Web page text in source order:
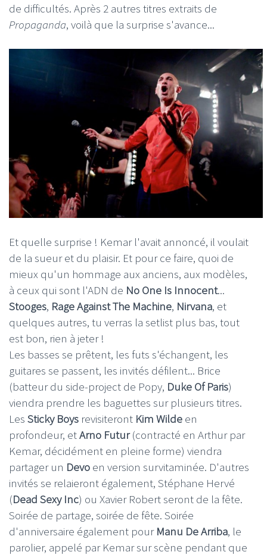
de difficultés. Après 2 autres titres extraits de
Propaganda, voilà que la surprise s'avance...
Et quelle surprise ! Kemar l'avait annoncé, il voulait
de la sueur et du plaisir. Et pour ce faire, quoi de
mieux qu'un hommage aux anciens, aux modèles,
à ceux qui sont l'ADN de No One Is Innocent...
Stooges, Rage Against The Machine, Nirvana, et
quelques autres, tu verras la setlist plus bas, tout
est bon, rien à jeter !
Les basses se prêtent, les futs s'échangent, les
guitares se passent, les invités défilent... Brice
(batteur du side-project de Popy, Duke Of Paris)
viendra prendre les baguettes sur plusieurs titres.
Les Sticky Boys revisiteront Kim Wilde en
profondeur, etArno Futur(contracté en Arthur par
Kemar, décidément en pleine forme) viendra
partager un Devo en version survitaminée. D'autres
invités se relaieront également, Stéphane Hervé
(Dead Sexy Inc) ou Xavier Robert seront de la fête.
Soirée de partage, soirée de fête. Soirée
d'anniversaire également pour Manu De Arriba, le
parolier, appelé par Kemar sur scène pendant que